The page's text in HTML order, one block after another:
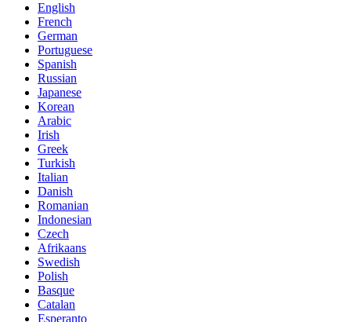
English
French
German
Portuguese
Spanish
Russian
Japanese
Korean
Arabic
Irish
Greek
Turkish
Italian
Danish
Romanian
Indonesian
Czech
Afrikaans
Swedish
Polish
Basque
Catalan
Esperanto